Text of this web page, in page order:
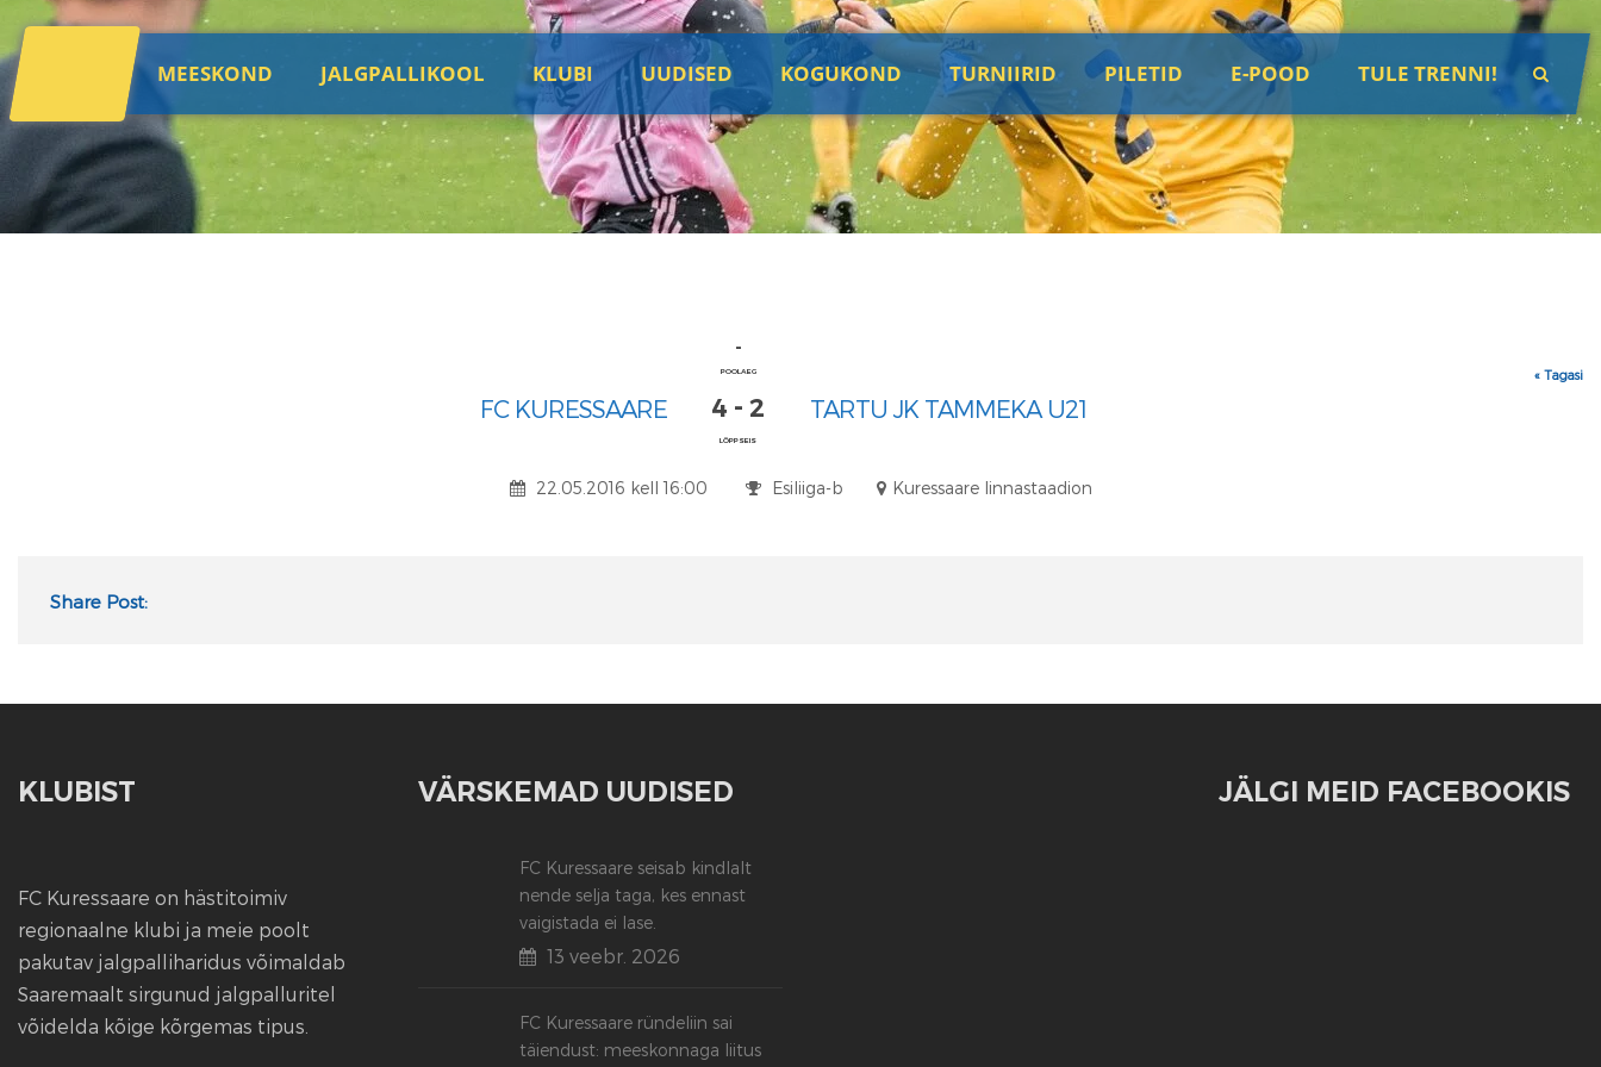
MEESKOND JALGPALLIKOOL KLUBI UUDISED KOGUKOND TURNIIRID PILETID E-POOD TULE TRENNI!
« Tagasi
FC KURESSAARE
-
POOLAEG
4 - 2
LÕPPSEIS
TARTU JK TAMMEKA U21
22.05.2016 kell 16:00 Esiliiga-b Kuressaare linnastaadion
Share Post:
KLUBIST
FC Kuressaare on hästitoimiv
regionaalne klubi ja meie poolt
pakutav jalgpalliharidus võimaldab
Saaremaalt sirgunud jalgpalluritel
võidelda kõige kõrgemas tipus.
VÄRSKEMAD UUDISED
FC Kuressaare seisab kindlalt
nende selja taga, kes ennast
vaigistada ei lase.
13 veebr. 2026
FC Kuressaare ründeliin sai
täiendust: meeskonnaga liitus
JÄLGI MEID FACEBOOKIS